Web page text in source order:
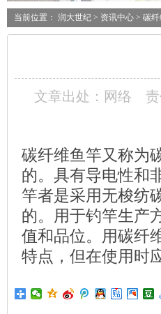
当前位置： 润大世纪 > 资讯中心 > 碳
文章出处：网络
碳纤维鱼竿又称为
的。具有导电性和
竿者是采用无梭纺
的。用于钓竿生产
值和品位。用碳纤
特点，但在使用时